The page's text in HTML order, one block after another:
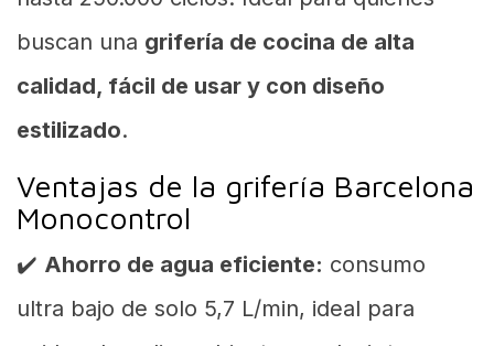
buscan una grifería de cocina de alta
calidad, fácil de usar y con diseño
estilizado.
Ventajas de la grifería Barcelona
Monocontrol
✔️ Ahorro de agua eficiente: consumo
ultra bajo de solo 5,7 L/min, ideal para